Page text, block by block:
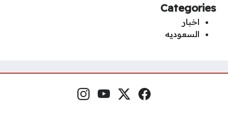
Categories
اخبار
السعوديه
مواقع التواصل فيسبوكمنصة إكس
يوتيوبإنستغرام